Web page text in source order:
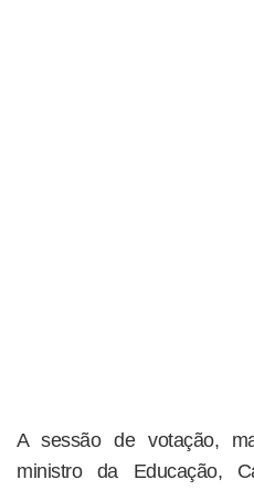
A sessão de votação,
ministro da Educação,